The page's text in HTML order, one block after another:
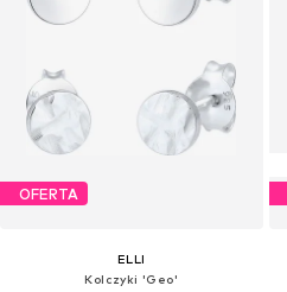
OFERTA
ELLI
Kolczyki 'Geo'